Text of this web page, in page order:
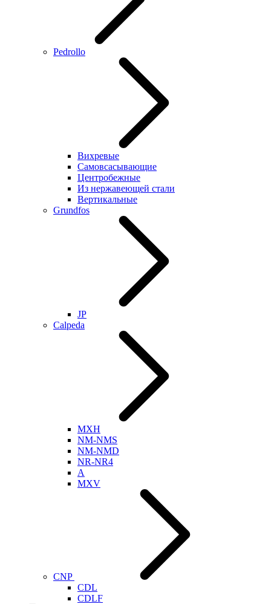
Pedrollo
Вихревые
Самовсасывающие
Центробежные
Из нержавеющей стали
Вертикальные
Grundfos
JP
Calpeda
MXH
NM-NMS
NM-NMD
NR-NR4
A
MXV
CNP
CDL
CDLF